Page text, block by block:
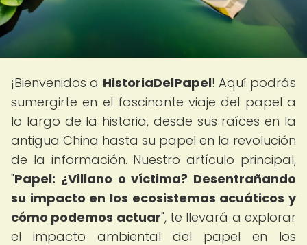
¡Bienvenidos a HistoriaDelPapel! Aquí podrás
sumergirte en el fascinante viaje del papel a
lo largo de la historia, desde sus raíces en la
antigua China hasta su papel en la revolución
de la información. Nuestro artículo principal,
"Papel: ¿Villano o víctima? Desentrañando
su impacto en los ecosistemas acuáticos y
cómo podemos actuar", te llevará a explorar
el impacto ambiental del papel en los